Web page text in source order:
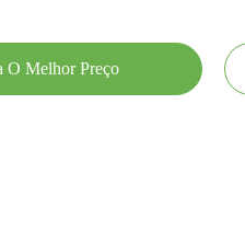
O Melhor Preço